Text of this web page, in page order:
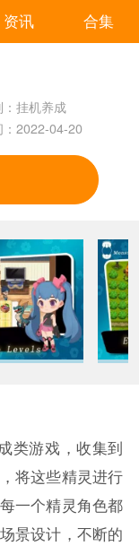
资讯 合集
：挂机养成
：2022-04-20
类游戏，收集到
将这些精灵进行
一个精灵角色都
景设计，不断的